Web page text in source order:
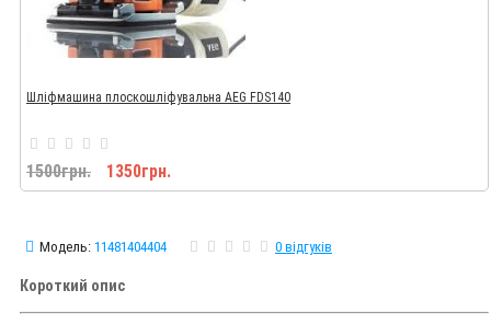
Шліфмашина плоскошліфувальна AEG FDS140
1500грн. 1350грн.
Модель: 11481404404 0 відгуків
Короткий опис